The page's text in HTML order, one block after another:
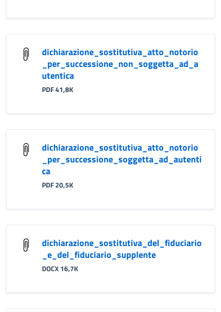
dichiarazione_sostitutiva_atto_notorio
_per_successione_non_soggetta_ad_a
utentica
PDF 41,8K
dichiarazione_sostitutiva_atto_notorio
_per_successione_soggetta_ad_autenti
ca
PDF 20,5K
dichiarazione_sostitutiva_del_fiduciario
_e_del_fiduciario_supplente
DOCX 16,7K